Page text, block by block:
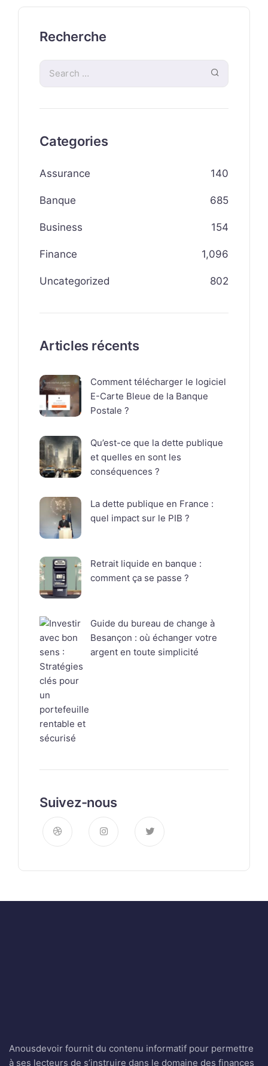
Recherche
Categories
Assurance 140
Banque 685
Business 154
Finance 1,096
Uncategorized 802
Articles récents
Comment télécharger le logiciel
E-Carte Bleue de la Banque
Postale ?
Qu’est-ce que la dette publique
et quelles en sont les
conséquences ?
La dette publique en France :
quel impact sur le PIB ?
Retrait liquide en banque :
comment ça se passe ?
Guide du bureau de change à
Besançon : où échanger votre
argent en toute simplicité
Suivez-nous
leurs projets.